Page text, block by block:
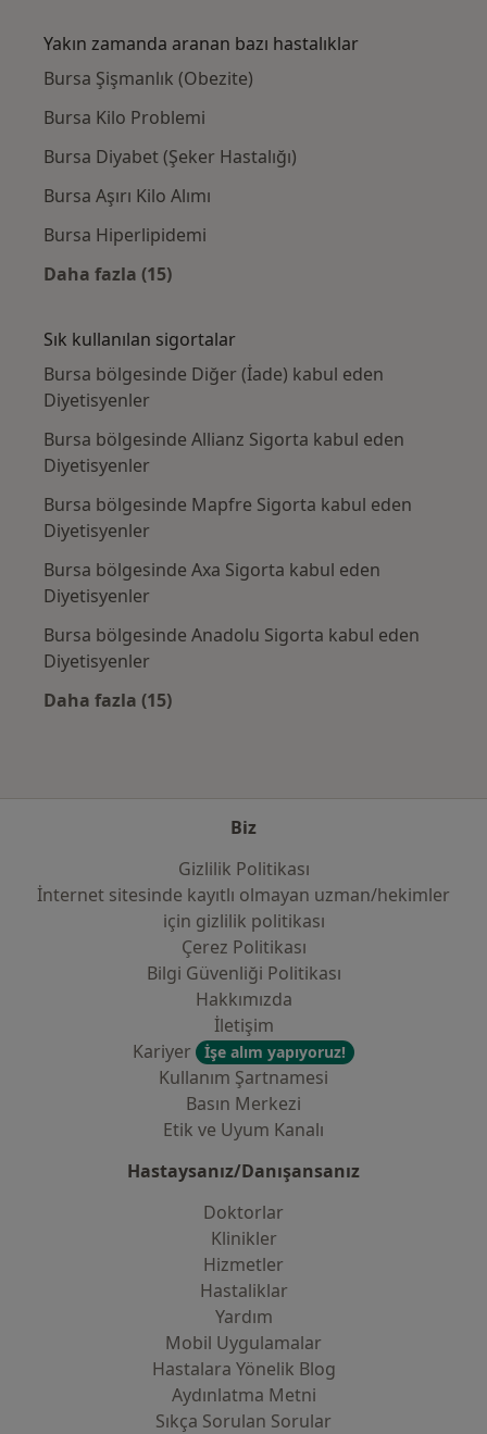
Yakın zamanda aranan bazı hastalıklar
Bursa Şişmanlık (Obezite)
Bursa Kilo Problemi
Bursa Diyabet (Şeker Hastalığı)
Bursa Aşırı Kilo Alımı
Bursa Hiperlipidemi
Daha fazla (15)
Sık kullanılan sigortalar
Bursa bölgesinde Diğer (İade) kabul eden
Diyetisyenler
Bursa bölgesinde Allianz Sigorta kabul eden
Diyetisyenler
Bursa bölgesinde Mapfre Sigorta kabul eden
Diyetisyenler
Bursa bölgesinde Axa Sigorta kabul eden
Diyetisyenler
Bursa bölgesinde Anadolu Sigorta kabul eden
Diyetisyenler
Daha fazla (15)
Biz
Gizlilik Politikası
İnternet sitesinde kayıtlı olmayan uzman/hekimler
i̇çin gizlilik politikası
Çerez Politikası
Bilgi Güvenliği Politikası
Hakkımızda
İletişim
Kariyer
İşe alım yapıyoruz!
Kullanım Şartnamesi
Basın Merkezi
Etik ve Uyum Kanalı
Hastaysanız/Danışansanız
Doktorlar
Klinikler
Hizmetler
Hastaliklar
Yardım
Mobil Uygulamalar
Hastalara Yönelik Blog
Aydınlatma Metni
Sıkça Sorulan Sorular